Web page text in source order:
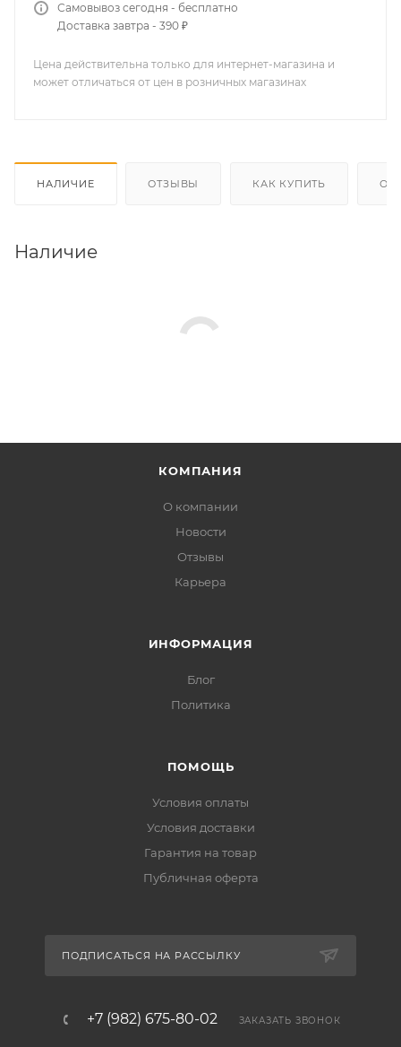
Самовывоз сегодня - бесплатно
Доставка завтра - 390 ₽
Цена действительна только для интернет-магазина и
может отличаться от цен в розничных магазинах
НАЛИЧИЕ ОТЗЫВЫ КАК КУПИТЬ
Наличие
КОМПАНИЯ
О компании
Новости
Отзывы
Карьера
ИНФОРМАЦИЯ
Блог
Политика
ПОМОЩЬ
Условия оплаты
Условия доставки
Гарантия на товар
Публичная оферта
ПОДПИСАТЬСЯ НА РАССЫЛКУ
+7 (982) 675-80-02 ЗАКАЗАТЬ ЗВОНОК